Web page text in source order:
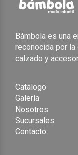
Bámbola es una
reconocida por
calzado y
Catálogo
Galería
Nosotros
Sucursales
Contacto